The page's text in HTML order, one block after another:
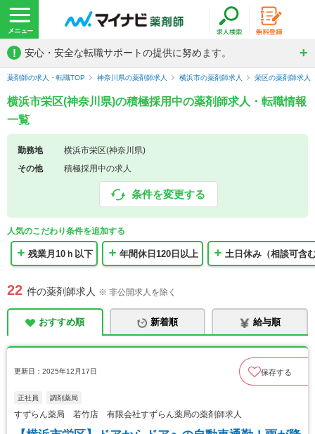
! 安心・安全な転職サポートの提供に努めます。
薬剤師の求人・転職TOP 神奈川県の薬剤師求人 横浜市の薬剤師求人 栄区の薬剤師求人
横浜市栄区(神奈川県)の積極採用中の薬剤師求人・転職情報
一覧
勤務地
横浜市栄区(神奈川県)
その他
積極採用中の求人
条件を変更する
人気のこだわり条件を追加する
残業月10ｈ以下 年間休日120日以上 土日休み（相談可含
22 件の薬剤師求人 ※ 非公開求人を除く
おすすめ順 新着順 給与順
更新日：2025年12月17日 保存する
正社員 調剤薬局
すずらん薬局 若竹店 有限会社すずらん薬局の薬剤師求人